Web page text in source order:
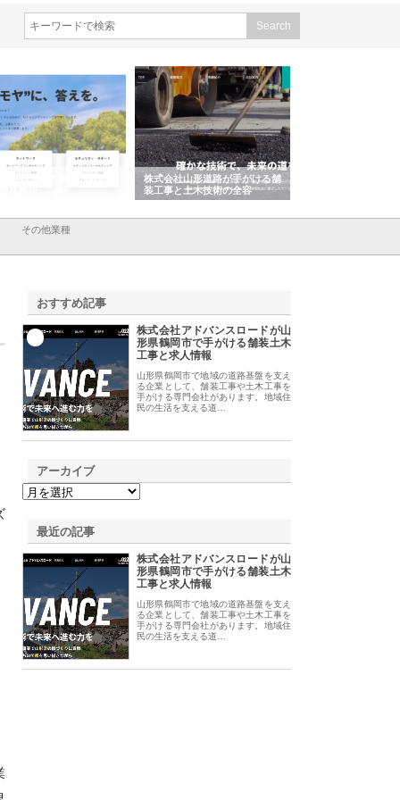
会社ＣＳＡの事業内容と強
株式会社山形道路が手がける舗
装工事と土木技術の全容
その他業種
おすすめ記事
株式会社アドバンスロードが山
形県鶴岡市で手がける舗装土木
工事と求人情報
山形県鶴岡市で地域の道路基盤を支え
る企業として、舗装工事や土木工事を
手がける専門会社があります。地域住
民の生活を支える道…
アーカイブ
最近の記事
株式会社アドバンスロードが山
形県鶴岡市で手がける舗装土木
工事と求人情報
山形県鶴岡市で地域の道路基盤を支え
る企業として、舗装工事や土木工事を
手がける専門会社があります。地域住
民の生活を支える道…